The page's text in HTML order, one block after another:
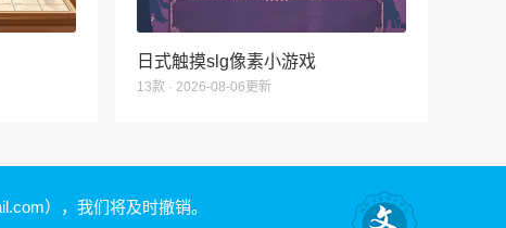
日式触摸slg像素小游戏
13款 · 2026-08-06更新
） ，我们将及时撤销。